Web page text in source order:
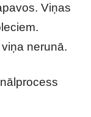
Viņas
nerunā.